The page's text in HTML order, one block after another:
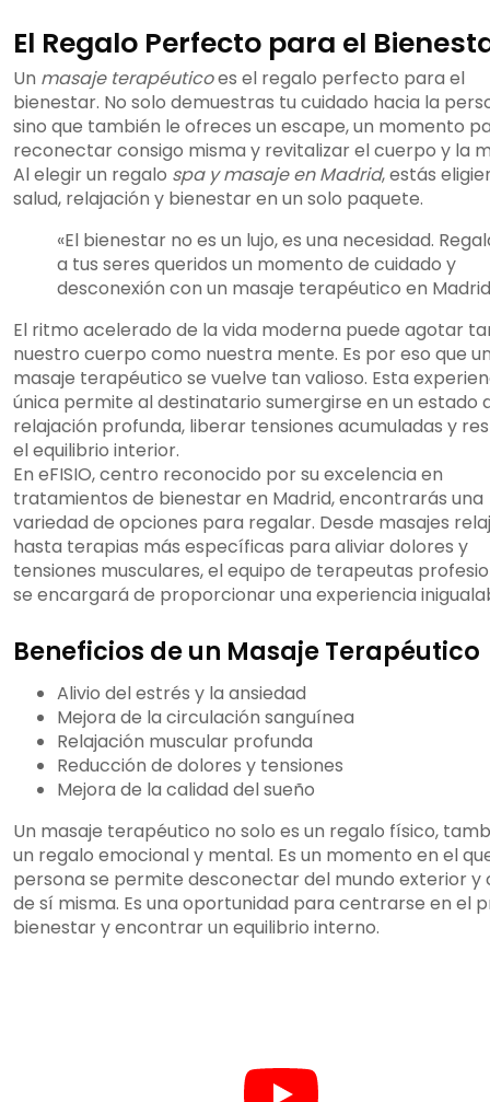
El Regalo Perfecto para el
Un masaje terapéuticoes el regalo perfecto para el
bienestar. No solo demuestras tu cuidado hacia la
sino que también le ofreces un escape, un momento
reconectar consigo misma y revitalizar el cuerpo y la
Al elegir un regalo spa y masaje en Madrid, estás
salud, relajación y bienestar en un solo paquete.
«El bienestar no es un lujo, es una necesidad.
a tus seres queridos un momento de cuidado y
desconexión con un masaje terapéutico en
El ritmo acelerado de la vida moderna puede agotar
nuestro cuerpo como nuestra mente. Es por eso que
masaje terapéutico se vuelve tan valioso. Esta
única permite al destinatario sumergirse en un estado
relajación profunda, liberar tensiones acumuladas y
el equilibrio interior.
En eFISIO, centro reconocido por su excelencia en
tratamientos de bienestar en Madrid, encontrarás una
variedad de opciones para regalar. Desde masajes
hasta terapias más específicas para aliviar dolores y
tensiones musculares, el equipo de terapeutas
se encargará de proporcionar una experiencia
Beneficios de un Masaje Terapéutico
Alivio del estrés y la ansiedad
Mejora de la circulación sanguínea
Relajación muscular profunda
Reducción de dolores y tensiones
Mejora de la calidad del sueño
Un masaje terapéutico no solo es un regalo físico,
un regalo emocional y mental. Es un momento en el
persona se permite desconectar del mundo exterior y
de sí misma. Es una oportunidad para centrarse en el
bienestar y encontrar un equilibrio interno.